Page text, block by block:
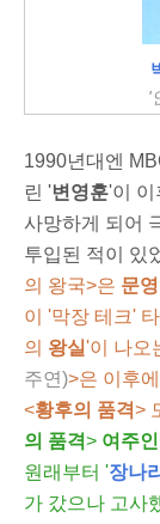
'
1990년대엔
린 '변영훈'이 이
사망하게 되어
투입된 적이 있
의 왕국>은 문
이 '막장 테크'
의 왕실'이 나오
주연)>은 이후
<황후의 품격>
의 품격> 여 주
원래부터 '장나
가 갔으나 고사